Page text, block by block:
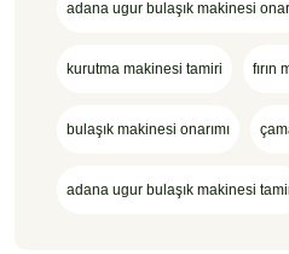
adana ugur bulaşık makinesi
kurutma makinesi tamiri fırın
bulaşık makinesi onarımı
adana ugur bulaşık makinesi